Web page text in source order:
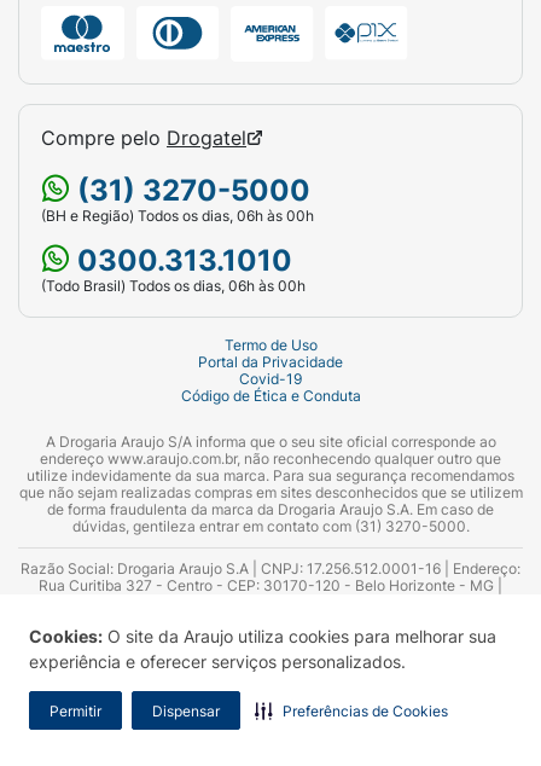
Cookies: O site da Araujo utiliza cookies para melhorar sua
experiência e oferecer serviços personalizados.
Permitir Dispensar Preferências de Cookies
Compre pelo Drogatel
(31) 3270-5000
(BH e Região) Todos os dias, 06h às 00h
0300.313.1010
(Todo Brasil) Todos os dias, 06h às 00h
Termo de Uso
Portal da Privacidade
Covid-19
Código de Ética e Conduta
A Drogaria Araujo S/A informa que o seu site oficial corresponde ao
endereço www.araujo.com.br, não reconhecendo qualquer outro que
utilize indevidamente da sua marca. Para sua segurança recomendamos
que não sejam realizadas compras em sites desconhecidos que se utilizem
de forma fraudulenta da marca da Drogaria Araujo S.A. Em caso de
dúvidas, gentileza entrar em contato com (31) 3270-5000.
Razão Social: Drogaria Araujo S.A | CNPJ: 17.256.512.0001-16 | Endereço:
Rua Curitiba 327 - Centro - CEP: 30170-120 - Belo Horizonte - MG |
Azevedo Guimarães – CRF 10.965 | Yasmin Silva Alvarenga – CRF 52.584 -
Consultor substituto: Thiago Aguiar Pinheiro - CRF Nº 13.748. Alvará
Sanitário: 2025020713 | Autorização de Funcionamento da Empresa (AFE):